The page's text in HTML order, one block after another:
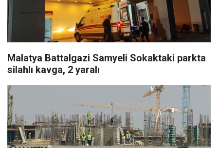
Malatya Battalgazi Samyeli Sokaktaki parkta
silahlı kavga, 2 yaralı